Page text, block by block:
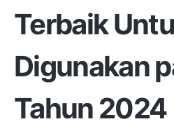
Terbaik
Digunakan
Tahun 2024